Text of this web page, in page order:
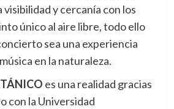
visibilidad y cercanía con los
único al aire libre, todo ello
sea una experiencia
en la naturaleza.
es una realidad gracias
con la Universidad